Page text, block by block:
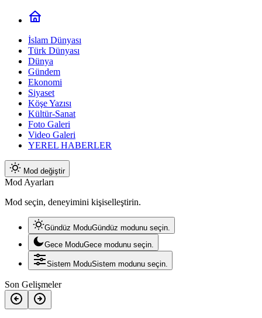
İslam Dünyası
Türk Dünyası
Dünya
Gündem
Ekonomi
Siyaset
Köşe Yazısı
Kültür-Sanat
Foto Galeri
Video Galeri
YEREL HABERLER
Mod değiştir
Mod Ayarları
Mod seçin, deneyimini kişiselleştirin.
Gündüz ModuGündüz modunu seçin.
Gece ModuGece modunu seçin.
Sistem ModuSistem modunu seçin.
Son Gelişmeler